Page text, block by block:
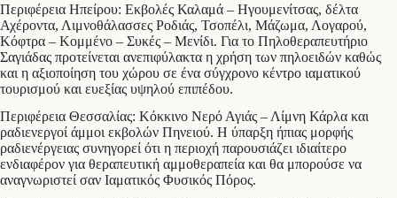
Περιφέρεια Ηπείρου: Εκβολές Καλαμά – Ηγουμενίτσας, δέλτα
Αχέροντα, Λιμνοθάλασσες Ροδιάς, Τσοπέλι, Μάζωμα, Λογαρού,
Κόφτρα – Κομμένο – Συκές – Μενίδι. Για το Πηλοθεραπευτήριο
Σαγιάδας προτείνεται ανεπιφύλακτα η χρήση των πηλοειδών καθώς
και η αξιοποίηση του χώρου σε ένα σύγχρονο κέντρο ιαματικού
τουρισμού και ευεξίας υψηλού επιπέδου.
Περιφέρεια Θεσσαλίας: Κόκκινο Νερό Αγιάς – Λίμνη Κάρλα και
ραδιενεργοί άμμοι εκβολών Πηνειού. Η ύπαρξη ήπιας μορφής
ραδιενέργειας συνηγορεί ότι η περιοχή παρουσιάζει ιδιαίτερο
ενδιαφέρον για θεραπευτική αμμοθεραπεία και θα μπορούσε να
αναγνωριστεί σαν Ιαματικός Φυσικός Πόρος.